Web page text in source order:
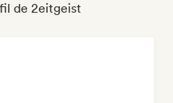
de 2eitgeist